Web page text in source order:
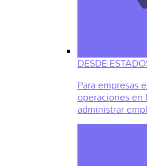
DESDE
Para empresas
operaciones en
administrar